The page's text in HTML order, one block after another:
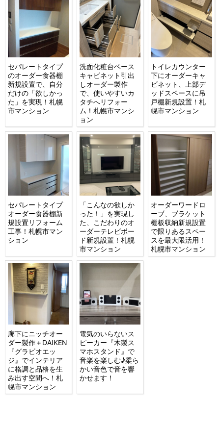
セパレートタイプ
のオーダー食器棚
新規設置で、自分
だけの「欲しかっ
た」を実現！札幌
市マンション
洗面化粧台ベース
キャビネット引出
しオーダー製作
で、使いやすいカ
タチへリフォー
ム！札幌市マンシ
ョン
トイレカウンター
下にオーダーキャ
ビネット、上部デ
ッドスペースに吊
戸棚新規設置！札
幌市マンション
セパレートタイプ
オーダー食器棚新
規設置リフォーム
工事！札幌市マン
ション
「こんなの欲しか
った！」を実現し
た、こだわりのオ
ーダーテレビボー
ド新規設置！札幌
市マンション
オーダーワードロ
ーブ、ブラケット
棚板収納新規設置
で限りあるスペー
スを最大限活用！
札幌市マンション
廊下にニッチオー
ダー製作＋DAIKEN
『グラビオエッ
ジ』でインテリア
に格調と品格を生
み出す空間へ！札
幌市マンション
電気のいらないス
ピーカー『木製ス
マホスタンド』で
音楽を楽しむ♪柔ら
かい音色で音を響
かせます！